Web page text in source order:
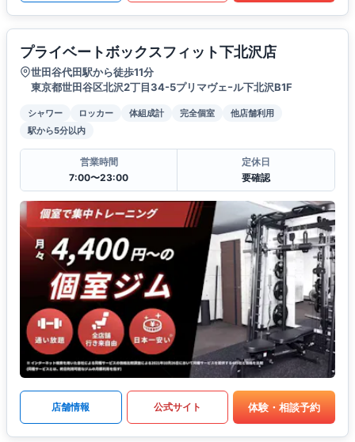
プライベートボックスフィット下北沢店
世田谷代田駅から徒歩11分
東京都世田谷区北沢2丁目34-5プリマヴェｰル下北沢B1F
シャワー ロッカー 体組成計 完全個室
他店舗利用
駅から5分以内
営業時間
7:00〜23:00
定休日
要確認
店舗情報 公式サイト 体験・相談予約